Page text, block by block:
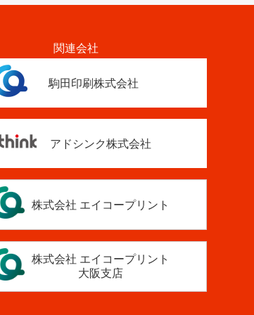
関連会社
駒田印刷株式会社
アドシンク株式会社
株式会社 エイコープリント
株式会社 エイコープリント
大阪支店